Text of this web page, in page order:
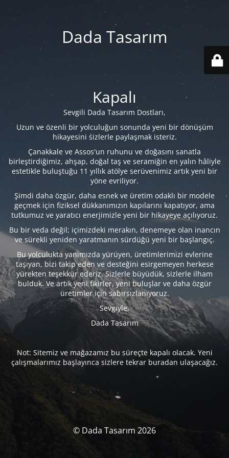
Dada Tasarım
Kapalı
Sevgili Dada Tasarım Dostları,
Uzun ve özenli bir yolculuğun sonunda yeni bir dönüşüm
hikayesini sizlerle paylaşmak isteriz.
Çanakkale ve Assos'un ruhunu ve doğasını sanatla
birleştirdiğimiz, ahşap, doğal taş ve seramiğin en yalın hâliyle
estetikle buluştuğu 11 yıllık atölye serüvenimiz artık yeni bir
yöne evriliyor.
Şimdi daha özgür, daha esnek ve üretim odaklı bir modele
geçmek için fiziksel dükkanımızın kapılarını kapatıyor, ama
tutkumuz ve yaratıcı enerjimizle yeni bir hikayeye açılıyoruz.
Bu bir veda değil; içimizdeki merakın, denemeye olan inancın
ve sürekli yeniden yaratmanın sürdüğü yeni bir başlangıç.
Bu yolculukta yanımızda yürüyen, üretimlerimizi evlerine
taşıyan, bizi takip eden ve desteğini esirgemeyen herkese
yürekten teşekkür ederiz. Sizlerle büyüdük, sizlerle ilham
bulduk. Ve artık yeni fikirler, yeni buluşlar ve daha özgür
üretimler için sabırsızlanıyoruz.
Sevgiyle,
Dada Tasarım
Not: Sitemiz ve mağazamız bu süreçte kapalı olacak. Yeni
çalışmalarımız başlayınca sizlere tekrar buradan ulaşacağız.
© Dada Tasarım 2026